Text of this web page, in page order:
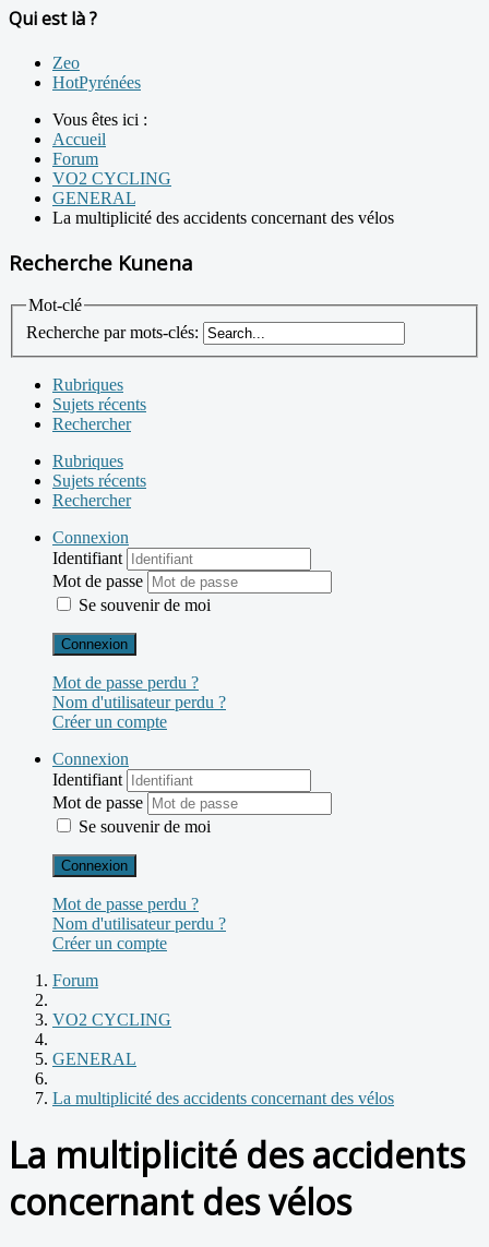
Qui est là ?
Zeo
HotPyrénées
Vous êtes ici :
Accueil
Forum
VO2 CYCLING
GENERAL
La multiplicité des accidents concernant des vélos
Recherche Kunena
Mot-clé
Recherche par mots-clés:
Rubriques
Sujets récents
Rechercher
Rubriques
Sujets récents
Rechercher
Connexion
Identifiant
Mot de passe
Se souvenir de moi
Connexion
Mot de passe perdu ?
Nom d'utilisateur perdu ?
Créer un compte
Connexion
Identifiant
Mot de passe
Se souvenir de moi
Connexion
Mot de passe perdu ?
Nom d'utilisateur perdu ?
Créer un compte
Forum
VO2 CYCLING
GENERAL
La multiplicité des accidents concernant des vélos
La multiplicité des accidents
concernant des vélos